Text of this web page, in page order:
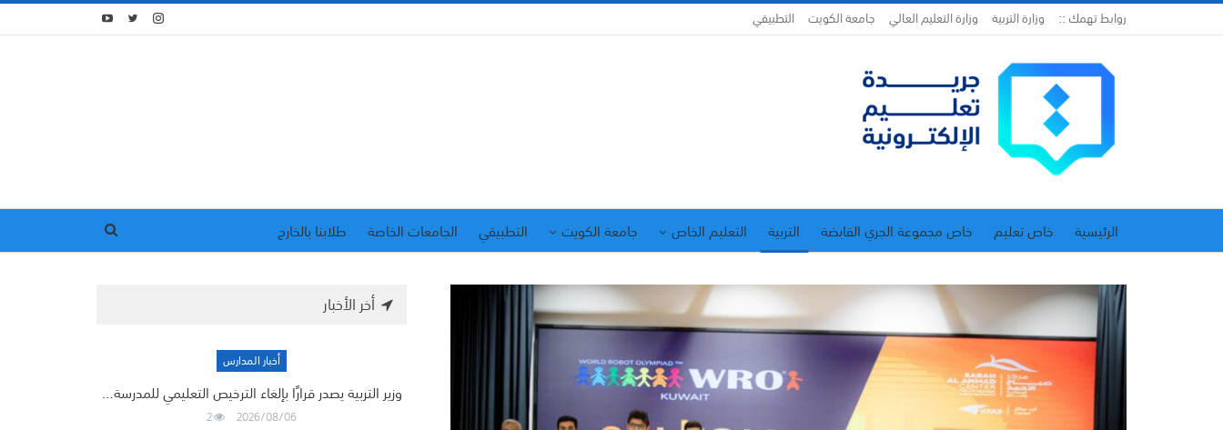
روابط تهمك :: وزارة التربية وزارة التعليم العالي جامعة الكويت التطبيقي
الرئيسية خاص تعليم خاص مجموعة الجري القابضة التربية التعليم الخاص جامعة الكويت التطبيقي الجامعات الخاصة
طلابنا بالخارج
أخر الأخبار
أخبار المدارس
وزير التربية يصدر قرارًا بإلغاء الترخيص التعليمي للمدرسة…
2026/08/06
2